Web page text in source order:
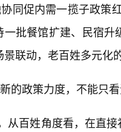
同促内需一揽子政策
批餐馆扩建、民宿
联动，老百姓多元化
的政策力度，不能只
从百姓角度看，在直